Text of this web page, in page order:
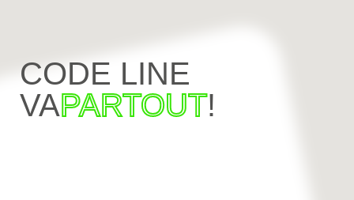
CODE LINE
VAPARTOUT!